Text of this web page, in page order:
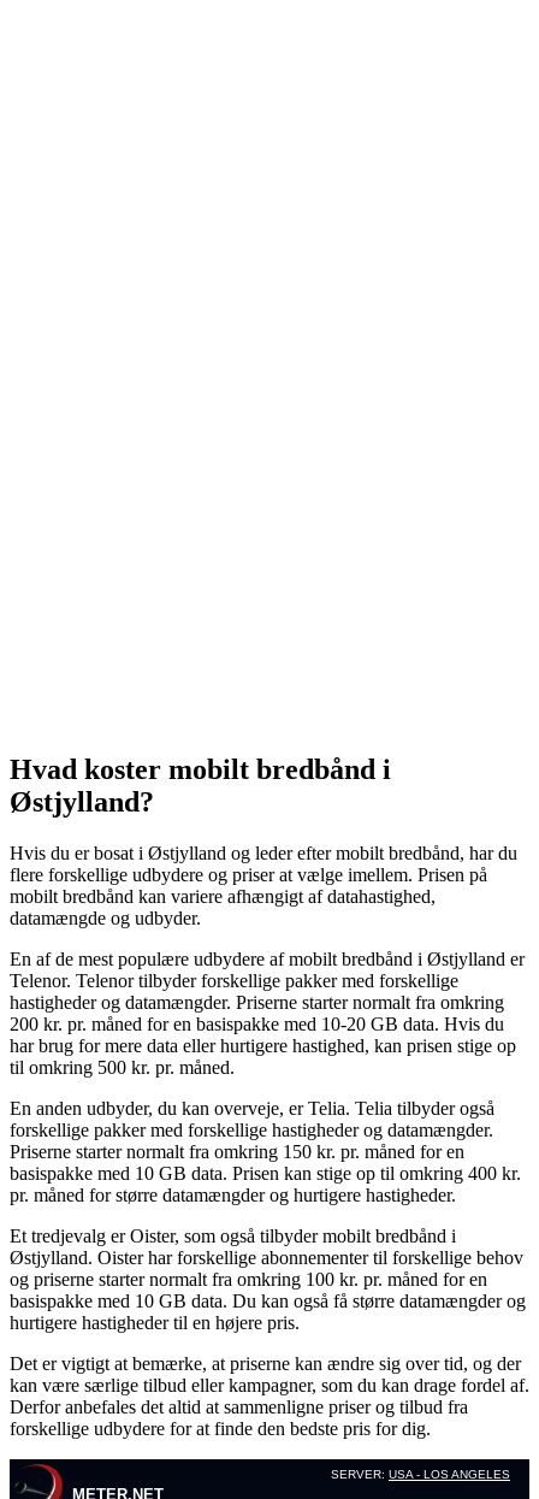
Hvad koster mobilt bredbånd i
Østjylland?
Hvis du er bosat i Østjylland og leder efter mobilt bredbånd, har du
flere forskellige udbydere og priser at vælge imellem. Prisen på
mobilt bredbånd kan variere afhængigt af datahastighed,
datamængde og udbyder.
En af de mest populære udbydere af mobilt bredbånd i Østjylland er
Telenor. Telenor tilbyder forskellige pakker med forskellige
hastigheder og datamængder. Priserne starter normalt fra omkring
200 kr. pr. måned for en basispakke med 10-20 GB data. Hvis du
har brug for mere data eller hurtigere hastighed, kan prisen stige op
til omkring 500 kr. pr. måned.
En anden udbyder, du kan overveje, er Telia. Telia tilbyder også
forskellige pakker med forskellige hastigheder og datamængder.
Priserne starter normalt fra omkring 150 kr. pr. måned for en
basispakke med 10 GB data. Prisen kan stige op til omkring 400 kr.
pr. måned for større datamængder og hurtigere hastigheder.
Et tredjevalg er Oister, som også tilbyder mobilt bredbånd i
Østjylland. Oister har forskellige abonnementer til forskellige behov
og priserne starter normalt fra omkring 100 kr. pr. måned for en
basispakke med 10 GB data. Du kan også få større datamængder og
hurtigere hastigheder til en højere pris.
Det er vigtigt at bemærke, at priserne kan ændre sig over tid, og der
kan være særlige tilbud eller kampagner, som du kan drage fordel af.
Derfor anbefales det altid at sammenligne priser og tilbud fra
forskellige udbydere for at finde den bedste pris for dig.